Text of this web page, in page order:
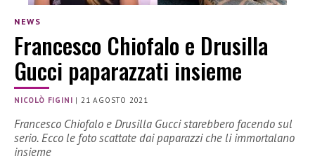
NEWS
Francesco Chiofalo e Drusilla
Gucci paparazzati insieme
NICOLÒ FIGINI | 21 AGOSTO 2021
Francesco Chiofalo e Drusilla Gucci starebbero facendo sul
serio. Ecco le foto scattate dai paparazzi che li immortalano
insieme